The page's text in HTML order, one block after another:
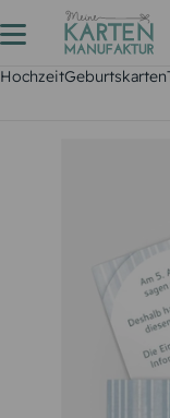
HochzeitGeburtskarten